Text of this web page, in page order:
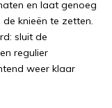
en laat genoeg
de knieën te zetten.
sluit de
regulier
weer klaar